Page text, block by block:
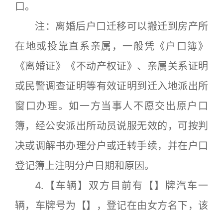
口。
注：离婚后户口迁移可以搬迁到房产所
在地或投靠直系亲属，一般凭《户口簿》
《离婚证》《不动产权证》、亲属关系证明
或民警调查证明等有效证明到迁入地派出所
窗口办理。如一方当事人不愿交出原户口
簿，经公安派出所动员说服无效的，可按判
决或调解书办理分户或迁转手续，并在户口
登记簿上注明分户日期和原因。
4.【车辆】双方目前有【】牌汽车一
辆，车牌号为【】，登记在由女方名下，该